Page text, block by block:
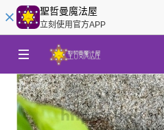
聖哲曼魔法屋
立刻使用官方APP